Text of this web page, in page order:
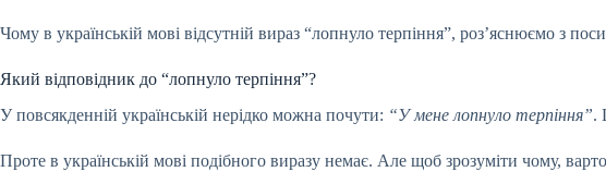
Чому в українській мові відсутній вираз “лопнуло терпіння”, роз’яснюємо з
Який відповідник до “лопнуло терпіння”?
У повсякденній українській нерідко можна почути: “У мене лопнуло терпіння”.
Проте в українській мові подібного виразу немає. Але щоб зрозуміти чому,